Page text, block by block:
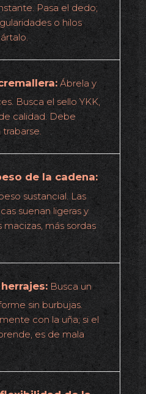
Pasa el dedo;
o hilos
Ábrela y
Busca el sello YKK,
calidad. Debe
trabarse.
de la cadena:
sustancial. Las
suenan ligeras y
macizas, más sordas
Busca un
sin burbujas.
con la uña; si el
es de mala